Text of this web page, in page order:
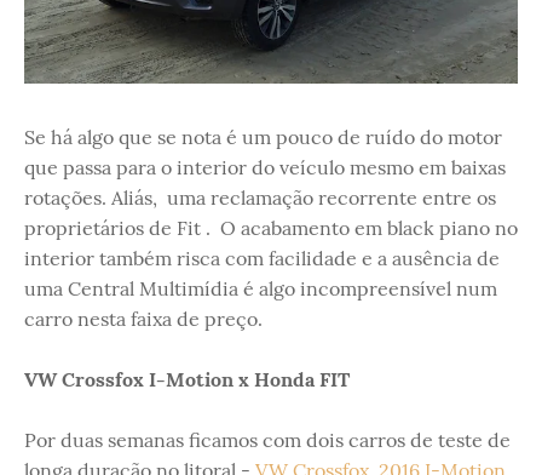
Se há algo que se nota é um pouco de ruído do motor
que passa para o interior do veículo mesmo em baixas
rotações. Aliás, uma reclamação recorrente entre os
proprietários de Fit . O acabamento em black piano no
interior também risca com facilidade e a ausência de
uma Central Multimídia é algo incompreensível num
carro nesta faixa de preço.
VW Crossfox I-Motion x Honda FIT
Por duas semanas ficamos com dois carros de teste de